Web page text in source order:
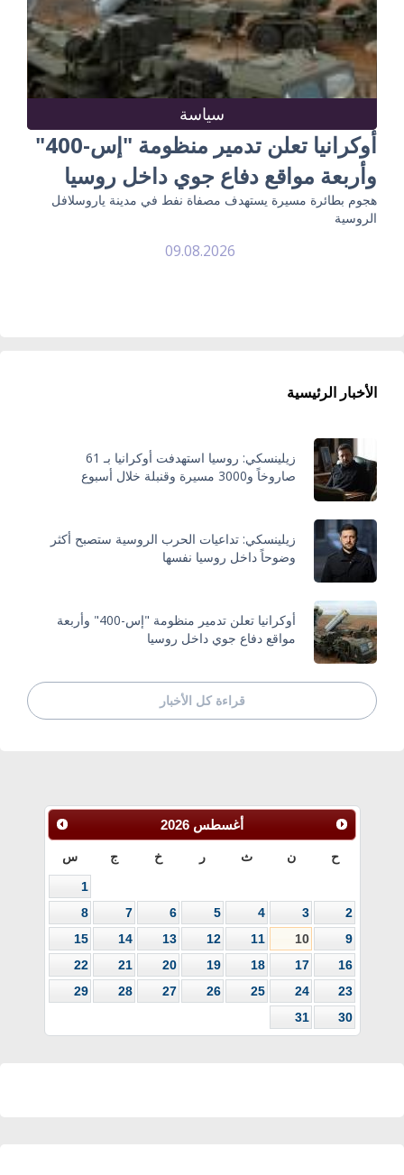
سياسة
أوكرانيا تعلن تدمير منظومة "إس-400"
وأربعة مواقع دفاع جوي داخل روسيا
هجوم بطائرة مسيرة يستهدف مصفاة نفط في مدينة ياروسلافل
الروسية
09.08.2026
الأخبار الرئيسية
زيلينسكي: روسيا استهدفت أوكرانيا بـ 61
صاروخاً و3000 مسيرة وقنبلة خلال أسبوع
زيلينسكي: تداعيات الحرب الروسية ستصبح أكثر
وضوحاً داخل روسيا نفسها
أوكرانيا تعلن تدمير منظومة "إس-400" وأربعة
مواقع دفاع جوي داخل روسيا
قراءة كل الأخبار
أغسطس 2026
ح ن ث ر خ ج س
1
2
3
4
5
6
7
8
9
10
11
12
13
14
15
16
17
18
19
20
21
22
23
24
25
26
27
28
29
30
31